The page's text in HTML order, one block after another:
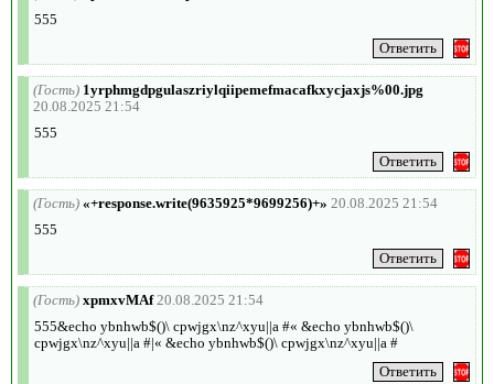
555
(Гость) 1yrphmgdpgulaszriylqiipemefmacafkxycjaxjs%00.jpg
20.08.2025 21:54
555
(Гость) «+response.write(9635925*9699256)+» 20.08.2025 21:54
555
(Гость) xpmxvMAf 20.08.2025 21:54
555&echo ybnhwb$()\ cpwjgx\nz^xyu||a #« &echo ybnhwb$()\
cpwjgx\nz^xyu||a #|« &echo ybnhwb$()\ cpwjgx\nz^xyu||a #